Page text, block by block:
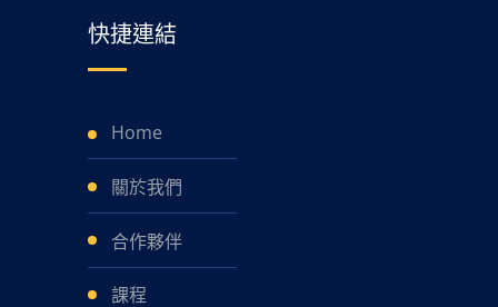
快捷連結
Home
關於我們
合作夥伴
課程